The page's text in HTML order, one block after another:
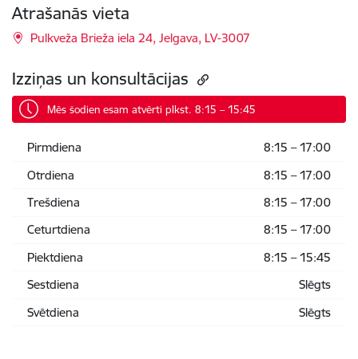
Atrašanās vieta
Pulkveža Brieža iela 24, Jelgava, LV-3007
Izziņas un konsultācijas
Mēs šodien esam atvērti plkst. 8:15 – 15:45
Pirmdiena
8:15 – 17:00
Otrdiena
8:15 – 17:00
Trešdiena
8:15 – 17:00
Ceturtdiena
8:15 – 17:00
Piektdiena
8:15 – 15:45
Sestdiena
Slēgts
Svētdiena
Slēgts